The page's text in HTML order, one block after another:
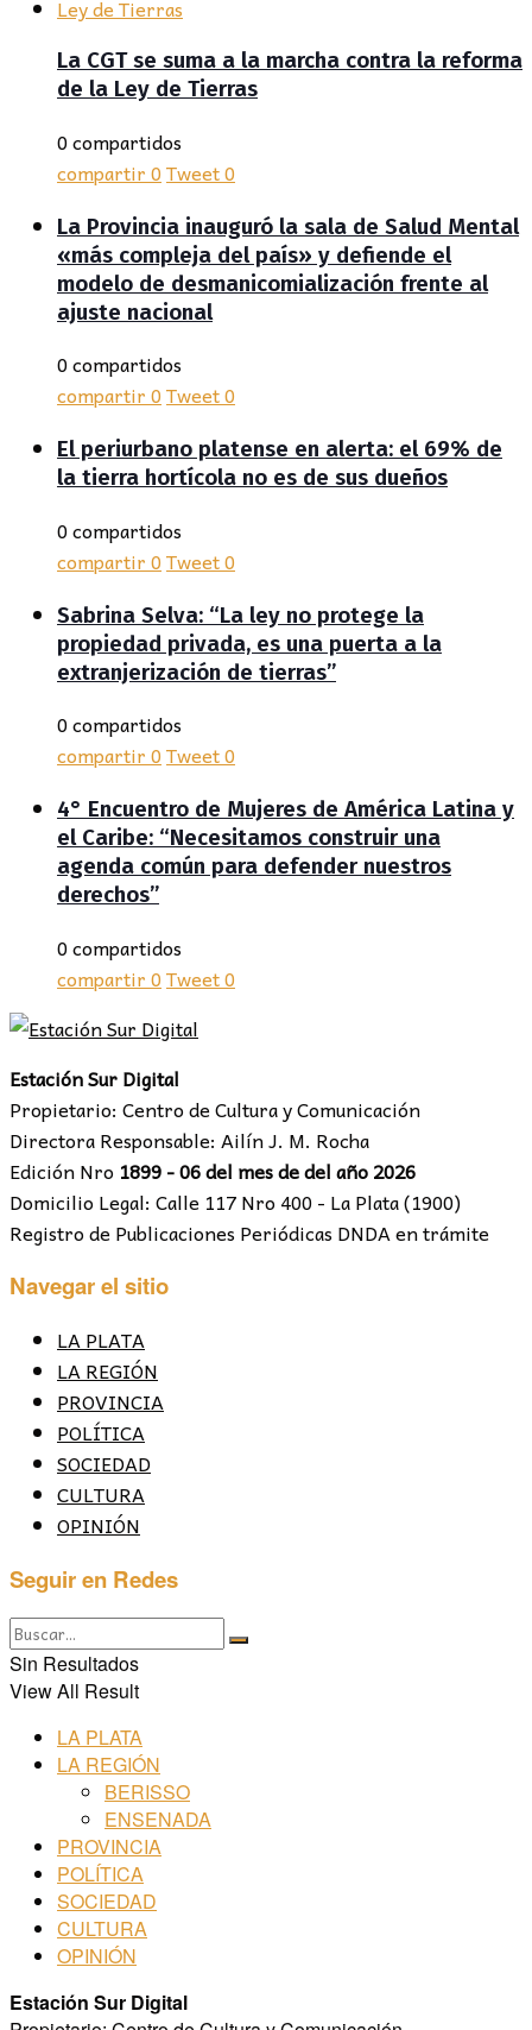
La CGT se suma a la marcha contra la reforma
de la Ley de Tierras
0 compartidos
compartir0Tweet0
La Provincia inauguró la sala de Salud Mental
«más compleja del país» y defiende el
modelo de desmanicomialización frente al
ajuste nacional
0 compartidos
compartir0Tweet0
El periurbano platense en alerta: el 69% de
la tierra hortícola no es de sus dueños
0 compartidos
compartir0Tweet0
Sabrina Selva: “La ley no protege la
propiedad privada, es una puerta a la
extranjerización de tierras”
0 compartidos
compartir0Tweet0
4° Encuentro de Mujeres de América Latina y
el Caribe: “Necesitamos construir una
agenda común para defender nuestros
derechos”
0 compartidos
compartir0Tweet0
Estación Sur Digital
Propietario: Centro de Cultura y Comunicación
Directora Responsable: Ailín J. M. Rocha
Edición Nro 1899 - 06 del mes de del año 2026
Domicilio Legal: Calle 117 Nro 400 - La Plata (1900)
Registro de Publicaciones Periódicas DNDA en trámite
Navegar el sitio
LA PLATA
LA REGIÓN
PROVINCIA
POLÍTICA
SOCIEDAD
CULTURA
OPINIÓN
Seguir en Redes
Sin Resultados
View All Result
LA PLATA
LA REGIÓN
BERISSO
ENSENADA
PROVINCIA
POLÍTICA
SOCIEDAD
CULTURA
OPINIÓN
Estación Sur Digital